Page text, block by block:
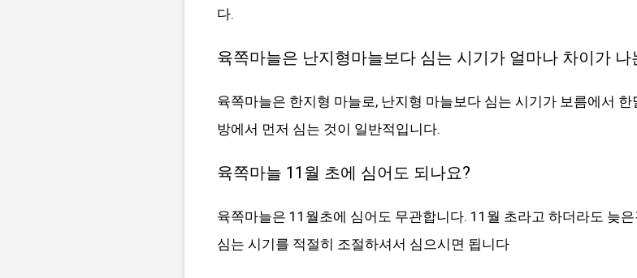
다.
육쪽마늘은 난지형마늘보다 심는 시기가 얼마나 차이가 나
육쪽마늘은 한지형 마늘로, 난지형 마늘보다 심는 시기가 보름에서
방에서 먼저 심는 것이 일반적입니다.
육쪽마늘 11월 초에 심어도 되나요?
육쪽마늘은 11월초에 심어도 무관합니다. 11월 초라고 하더라도 늦
심는 시기를 적절히 조절하셔서 심으시면 됩니다